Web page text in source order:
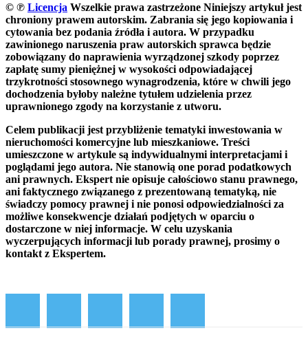
© ℗ Licencja Wszelkie prawa zastrzeżone Niniejszy artykuł jest
chroniony prawem autorskim. Zabrania się jego kopiowania i
cytowania bez podania źródła i autora. W przypadku
zawinionego naruszenia praw autorskich sprawca będzie
zobowiązany do naprawienia wyrządzonej szkody poprzez
zapłatę sumy pieniężnej w wysokości odpowiadającej
trzykrotności stosownego wynagrodzenia, które w chwili jego
dochodzenia byłoby należne tytułem udzielenia przez
uprawnionego zgody na korzystanie z utworu.
Celem publikacji jest przybliżenie tematyki inwestowania w
nieruchomości komercyjne lub mieszkaniowe. Treści
umieszczone w artykule są indywidualnymi interpretacjami i
poglądami jego autora. Nie stanowią one porad podatkowych
ani prawnych. Ekspert nie opisuje całościowo stanu prawnego,
ani faktycznego związanego z prezentowaną tematyką, nie
świadczy pomocy prawnej i nie ponosi odpowiedzialności za
możliwe konsekwencje działań podjętych w oparciu o
dostarczone w niej informacje. W celu uzyskania
wyczerpujących informacji lub porady prawnej, prosimy o
kontakt z Ekspertem.